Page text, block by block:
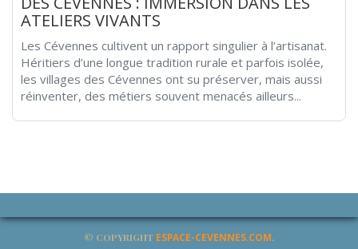
ATELIERS VIVANTS
Les Cévennes cultivent un rapport singulier à l’artisanat.
Héritiers d’une longue tradition rurale et parfois isolée,
les villages des Cévennes ont su préserver, mais aussi
réinventer, des métiers souvent menacés ailleurs...
© COPYRIGHT ESPACE-CEVENNES.COM.